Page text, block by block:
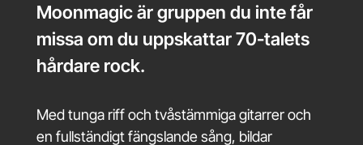
Moonmagic är gruppen du inte får
missa om du uppskattar 70-talets
hårdare rock.
Med tunga riff och tvåstämmiga gitarrer och
en fullständigt fängslande sång, bildar